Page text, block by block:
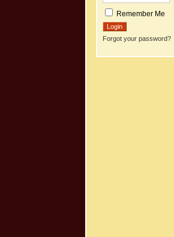
Remember Me
Forgot your password?